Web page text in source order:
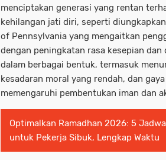
menciptakan generasi yang rentan
kehilangan jati diri, seperti
of Pennsylvania yang mengaitkan
dengan peningkatan rasa kesepian
dalam berbagai bentuk, termasuk
kesadaran moral yang rendah, dan
memengaruhi pembentukan iman dan
Optimalkan Ramadhan 2026: 5
untuk Pekerja Sibuk, Lengkap Waktu